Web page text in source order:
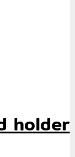
holder